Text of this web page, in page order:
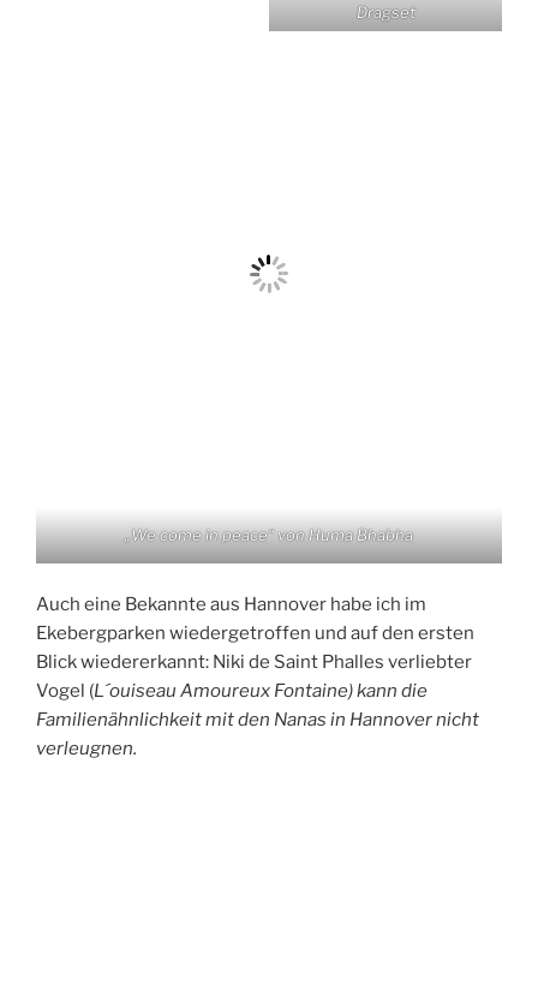
Auch eine Bekannte aus Hannover habe ich im
Ekebergparken wiedergetroffen und auf den ersten
Vogel (L´ouiseau Amoureux Fontaine) kann die
Familienähnlichkeit mit den Nanas in Hannover nicht
verleugnen.